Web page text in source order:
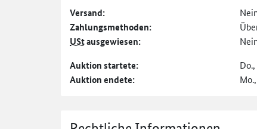
Versand:
Zahlungs­methoden:
UStausgewiesen:
Auktion startete:
Auktion endete: